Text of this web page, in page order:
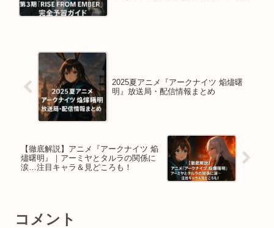
2025夏アニメ『アークナイツ 焔燼曙
明』放送局・配信情報まとめ
【徹底解説】アニメ『アークナイツ 焔
燼曙明』｜アーミヤとタルラの関係に
涙…注目キャラ＆見どころも！
コメント